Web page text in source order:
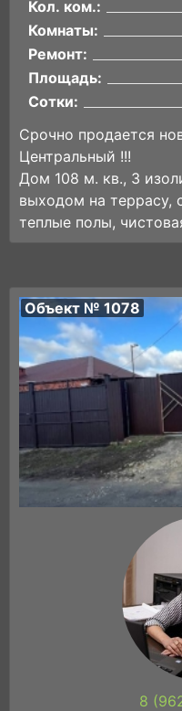
Кол. ком.:
Комнаты:
Ремонт:
Площадь:
Сотки:
Срочно продается
Центральный !!!
Дом 108 м. кв., 3
выходом на террасу,
теплые полы,
Объект № 1078
8